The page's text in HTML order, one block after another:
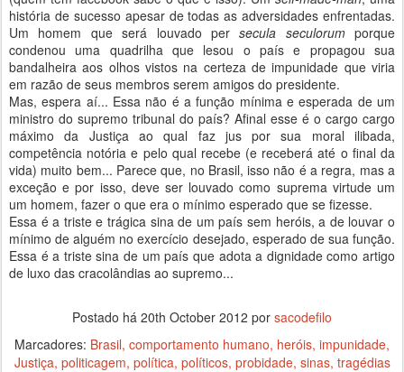
história de sucesso apesar de todas as adversidades enfrentadas.
Um homem que será louvado persecula seculorumporque
condenou uma quadrilha que lesou o país e propagou sua
bandalheira aos olhos vistos na certeza de impunidade que viria
em razão de seus membros serem amigos do presidente.
Mas, espera aí... Essa não é a função mínima e esperada de um
ministro do supremo tribunal do país? Afinal esse é o cargo cargo
máximo da Justiça ao qual faz jus por sua moral ilibada,
competência notória e pelo qual recebe (e receberá até o final da
vida) muito bem... Parece que, no Brasil, isso não é a regra, mas a
exceção e por isso, deve ser louvado como suprema virtude um
um homem, fazer o que era o mínimo esperado que se fizesse.
Essa é a triste e trágica sina de um país sem heróis, a de louvar o
mínimo de alguém no exercício desejado, esperado de sua função.
Essa é a triste sina de um país que adota a dignidade como artigo
de luxo das cracolândias ao supremo...
Postado há 20th October 2012 por sacodefilo
Marcadores: Brasil comportamento humano heróis impunidade
Justiça politicagem política políticos probidade sinas tragédias